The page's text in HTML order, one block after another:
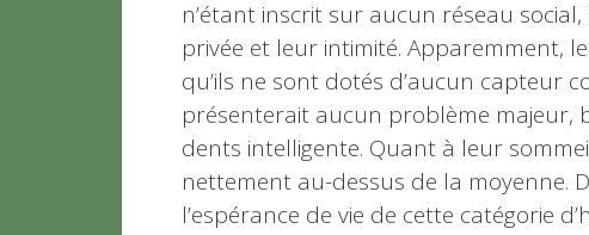
n’étant inscrit sur aucun réseau
privée et leur intimité. Apparemment,
qu’ils ne sont dotés d’aucun capteur
présenterait aucun problème majeur,
dents intelligente. Quant à leur
nettement au-dessus de la moyenne.
l’espérance de vie de cette catégorie